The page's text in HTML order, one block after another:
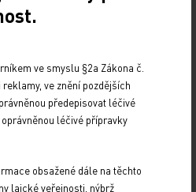
spontánní regrese a
nenastane. Stejně tak
jestliže dochází k
tam, kde může dojít ke
„Upřednostňujeme
laserové metody před
že imiquimod je možné
ve smyslu §2a Zákona č.
ve znění pozdějších
předepisovat léčivé
léčivé přípravky
obsažené dále na těchto
laické veřejnosti, nýbrž